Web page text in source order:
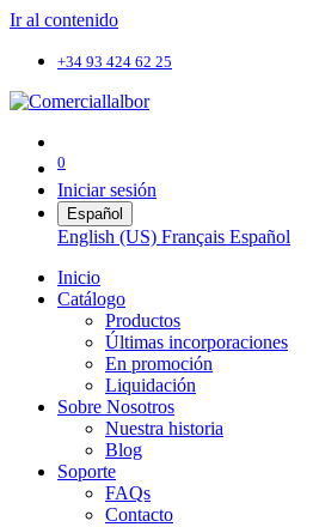
Ir al contenido
+34 93 424 62 25
0
Iniciar sesión
Español
English (US) Français Español
Inicio
Catálogo
Productos
Últimas incorporaciones
En promoción
Liquidación
Sobre Nosotros
Nuestra historia
Blog
Soporte
FAQs
Contacto